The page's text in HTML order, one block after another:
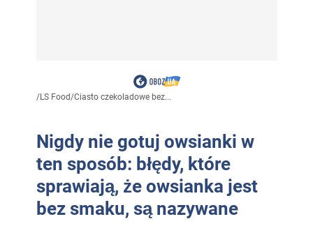
/LS Food/Ciasto czekoladowe bez...
Nigdy nie gotuj owsianki w
ten sposób: błędy, które
sprawiają, że owsianka jest
bez smaku, są nazywane